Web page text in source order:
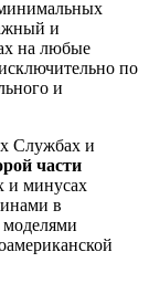
и
на любые
по
и
Службах и
части
и минусах
в